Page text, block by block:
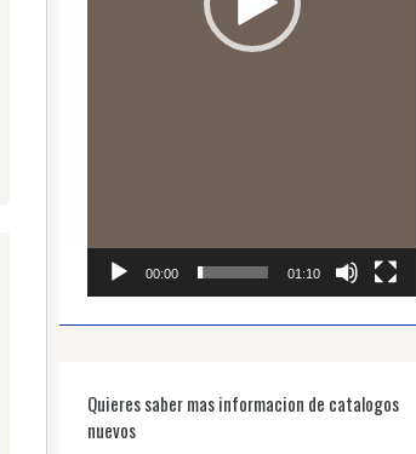
00:00 01:10
Quieres saber mas informacion de catalogos
nuevos